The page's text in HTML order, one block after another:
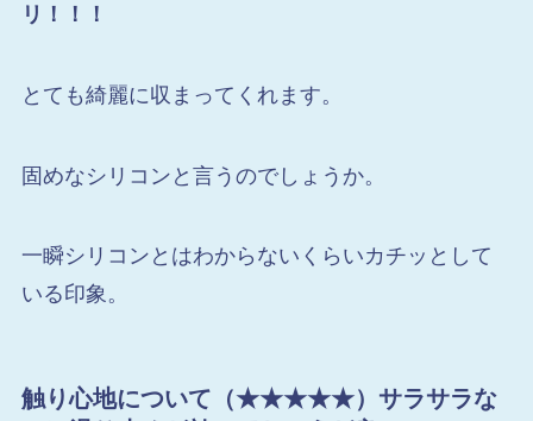
リ！！！
とても綺麗に収まってくれます。
固めなシリコンと言うのでしょうか。
一瞬シリコンとはわからないくらいカチッとして
いる印象。
触り心地について（★★★★★）サラサラな